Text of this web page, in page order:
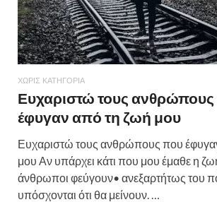
ΧΩΡΊΣ ΚΑΤΗΓΟΡΊΑ
Ευχαριστώ τους
έφυγαν από τη ζωή μου
Ευχαριστώ τους ανθρώπους που
μου Αν υπάρχει κάτι που μου έμαθε η ζωή
άνθρωποι φεύγουν• ανεξαρτήτως του
υπόσχονται ότι θα μείνουν. …